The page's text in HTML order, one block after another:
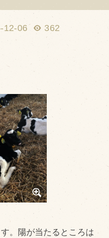
12-06 362
。陽が当たるところは